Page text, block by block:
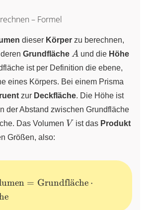
– Formel
dieser Körper zu berechnen,
Grundfläche A
A und die Höhe
ist per Definition die ebene,
eines Körpers. Bei einem Prisma
zur Deckfläche. Die Höhe ist
der Abstand zwischen Grundfläche
Das Volumen V
V ist das Produkt
Größen, also:
=
= Grundfla
¨che ⋅